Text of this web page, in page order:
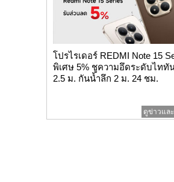
โปรไรเดอร์ REDMI Note 15
พิเศษ 5% ชูความอึดระดับไททั
2.5 ม. กันน้ำลึก 2 ม. 24 ชม.
ดูข่าวแล